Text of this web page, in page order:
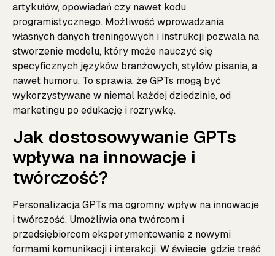
artykułów, opowiadań czy nawet kodu
programistycznego. Możliwość wprowadzania
własnych danych treningowych i instrukcji pozwala na
stworzenie modelu, który może nauczyć się
specyficznych języków branżowych, stylów pisania, a
nawet humoru. To sprawia, że GPTs mogą być
wykorzystywane w niemal każdej dziedzinie, od
marketingu po edukację i rozrywkę.
Jak dostosowywanie GPTs
wpływa na innowacje i
twórczość?
Personalizacja GPTs ma ogromny wpływ na innowacje
i twórczość. Umożliwia ona twórcom i
przedsiębiorcom eksperymentowanie z nowymi
formami komunikacji i interakcji. W świecie, gdzie treść